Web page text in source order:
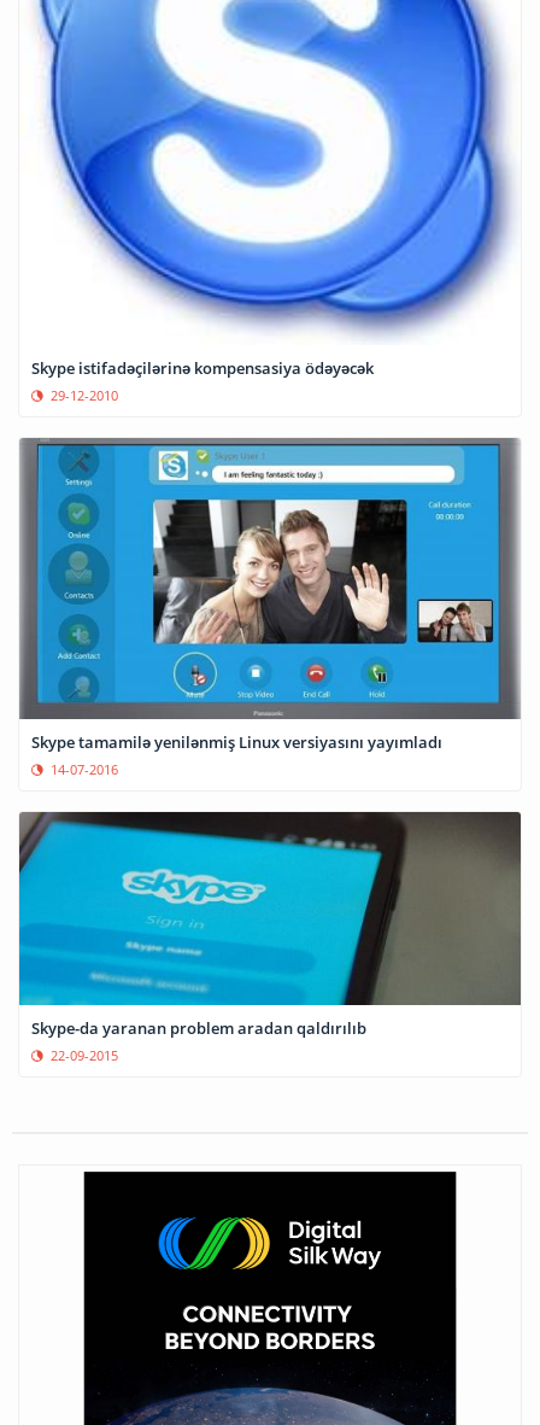
Skype istifadəçilərinə kompensasiya ödəyəcək
29-12-2010
Skype tamamilə yenilənmiş Linux versiyasını yayımladı
14-07-2016
Skype-da yaranan problem aradan qaldırılıb
22-09-2015